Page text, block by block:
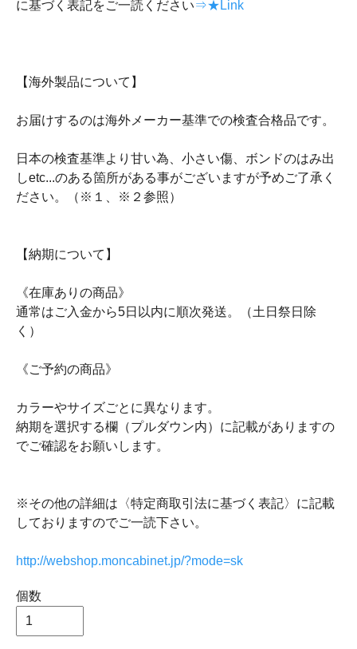
に基づく表記をご一読ください⇒★Link
【海外製品について】
お届けするのは海外メーカー基準での検査合格品です。
日本の検査基準より甘い為、小さい傷、ボンドのはみ出
しetc...のある箇所がある事がございますが予めご了承く
ださい。（※１、※２参照）
【納期について】
《在庫ありの商品》
通常はご入金から5日以内に順次発送。（土日祭日除
く）
《ご予約の商品》
カラーやサイズごとに異なります。
納期を選択する欄（プルダウン内）に記載がありますの
でご確認をお願いします。
※その他の詳細は〈特定商取引法に基づく表記〉に記載
しておりますのでご一読下さい。
http://webshop.moncabinet.jp/?mode=sk
個数